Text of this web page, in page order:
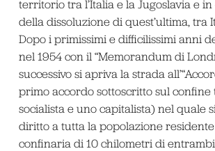
territorio tra l’Italia e la Jugoslavia e
della dissoluzione di quest’ultima, tra
Dopo i primissimi e difficilissimi anni
nel 1954 con il “Memorandum di
successivo si apriva la strada
primo accordo sottoscritto sul confine
socialista e uno capitalista) nel quale
diritto a tutta la popolazione
confinaria di 10 chilometri di entrambi